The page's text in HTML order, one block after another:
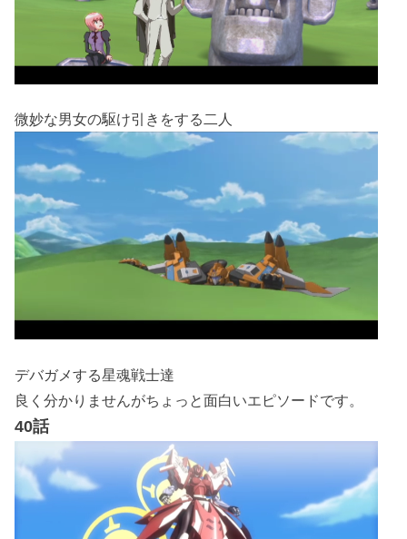
微妙な男女の駆け引きをする二人
デバガメする星魂戦士達
良く分かりませんがちょっと面白いエピソードです。
40話